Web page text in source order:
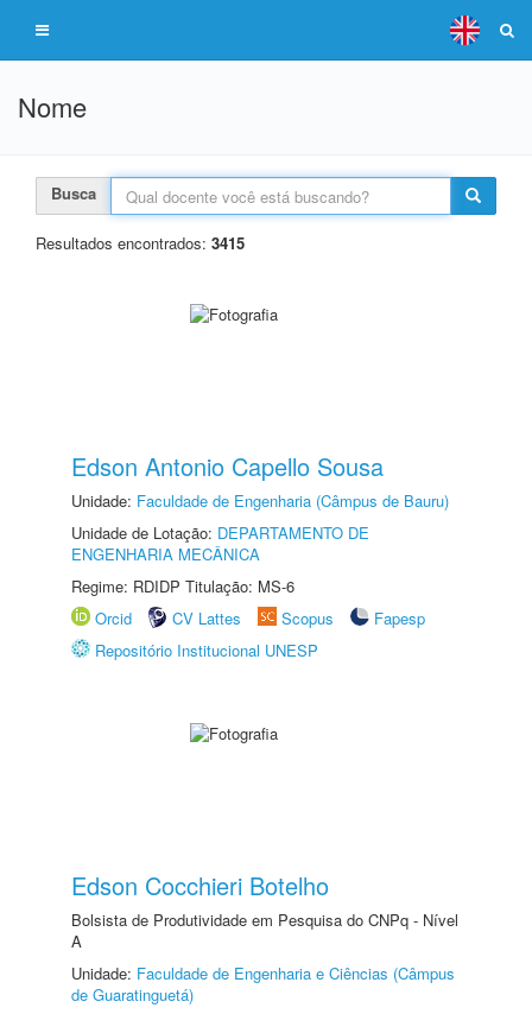
Nome
Busca
Resultados encontrados: 3415
Edson Antonio Capello Sousa
Unidade: Faculdade de Engenharia (Câmpus de Bauru)
Unidade de Lotação: DEPARTAMENTO DE
ENGENHARIA MECÂNICA
Regime: RDIDP Titulação: MS-6
Orcid
CV Lattes Scopus
Fapesp
Repositório Institucional UNESP
Edson Cocchieri Botelho
Bolsista de Produtividade em Pesquisa do CNPq - Nível
A
Unidade: Faculdade de Engenharia e Ciências (Câmpus
de Guaratinguetá)